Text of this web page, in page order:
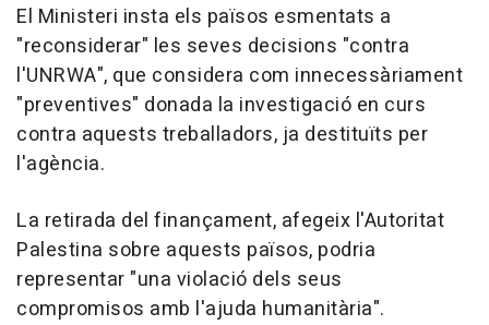
El Ministeri insta els països esmentats a
"reconsiderar" les seves decisions "contra
l'UNRWA", que considera com innecessàriament
"preventives" donada la investigació en curs
contra aquests treballadors, ja destituïts per
l'agència.
La retirada del finançament, afegeix l'Autoritat
Palestina sobre aquests països, podria
representar "una violació dels seus
compromisos amb l'ajuda humanitària".